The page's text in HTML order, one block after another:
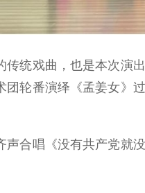
戏曲，也是本次演出
团轮番演绎《孟姜女》
唱《没有共产党就没